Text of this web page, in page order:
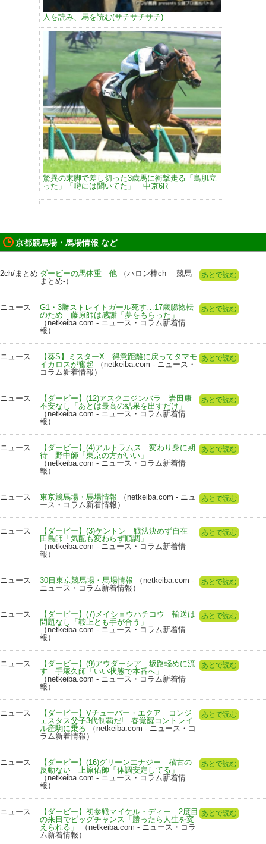
人を読み、馬を読む(サチサチサチ)
驚異の末脚で差し切った3歳馬に衝撃走る「鳥肌立
った」「噂には聞いてた」 中京6R
京都競馬場・馬場情報 など
2ch/まとめ ダービーの馬体重 他 （ハロン棒ch -競馬
まとめ-）
あとで読む
ニュース
G1・3勝ストレイトガール死す…17歳腸捻転
のため 藤原師は感謝「夢をもらった」
（netkeiba.com - ニュース・コラム新着情
報）
あとで読む
ニュース
【葵S】ミスターX 得意距離に戻ってタマモ
イカロスが奮起 （netkeiba.com - ニュース・
コラム新着情報）
あとで読む
ニュース
【ダービー】(12)アスクエジンバラ 岩田康
不安なし「あとは最高の結果を出すだけ」
（netkeiba.com - ニュース・コラム新着情
報）
あとで読む
ニュース
【ダービー】(4)アルトラムス 変わり身に期
待 野中師「東京の方がいい」
（netkeiba.com - ニュース・コラム新着情
報）
あとで読む
ニュース 東京競馬場・馬場情報 （netkeiba.com - ニュ
ース・コラム新着情報）
あとで読む
ニュース
【ダービー】(3)ケントン 戦法決めず自在
田島師「気配も変わらず順調」
（netkeiba.com - ニュース・コラム新着情
報）
あとで読む
ニュース 30日東京競馬場・馬場情報 （netkeiba.com -
ニュース・コラム新着情報）
あとで読む
ニュース
【ダービー】(7)メイショウハチコウ 輸送は
問題なし「鞍上とも手が合う」
（netkeiba.com - ニュース・コラム新着情
報）
あとで読む
ニュース
【ダービー】(9)アウダーシア 坂路軽めに流
す 手塚久師「いい状態で本番へ」
（netkeiba.com - ニュース・コラム新着情
報）
あとで読む
ニュース
【ダービー】Vチューバー・エクア コンジ
ェスタス父子3代制覇だ! 春覚醒コントレイ
ル産駒に乗る （netkeiba.com - ニュース・コ
ラム新着情報）
あとで読む
ニュース
【ダービー】(16)グリーンエナジー 稽古の
反動ない 上原佑師「体調安定してる」
（netkeiba.com - ニュース・コラム新着情
報）
あとで読む
ニュース
【ダービー】初参戦マイケル・ディー 2度目
の来日でビッグチャンス「勝ったら人生を変
えられる」
（netkeiba.com - ニュース・コラ
ム新着情報）
あとで読む